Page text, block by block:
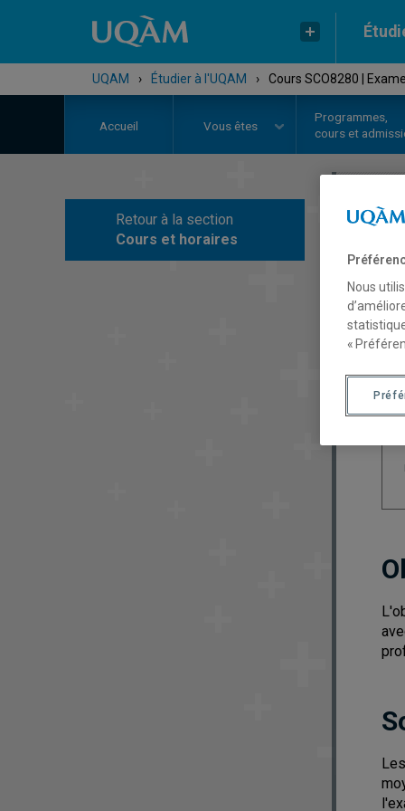
UQAM › Étudier à l'UQAM › Cours SCO8280 |
Accueil Vous êtes
Programmes,
cours et
Retour à la section
Cours et horaires
Nous
«